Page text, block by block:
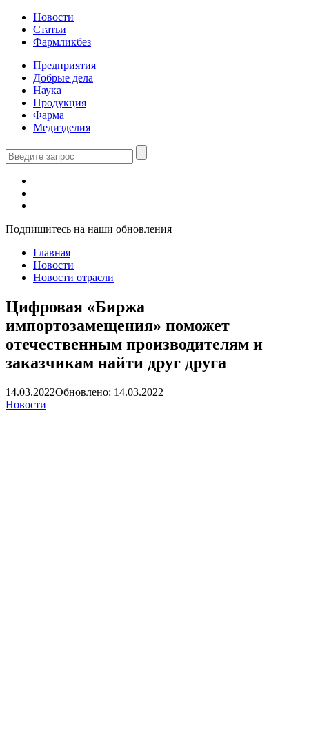
Новости
Статьи
Фармликбез
Предприятия
Добрые дела
Наука
Продукция
Фарма
Медизделия
Подпишитесь на наши обновления
Главная
Новости
Новости отрасли
Цифровая «Биржа
импортозамещения» поможет
отечественным производителям и
заказчикам найти друг друга
14.03.2022Обновлено: 14.03.2022
Новости